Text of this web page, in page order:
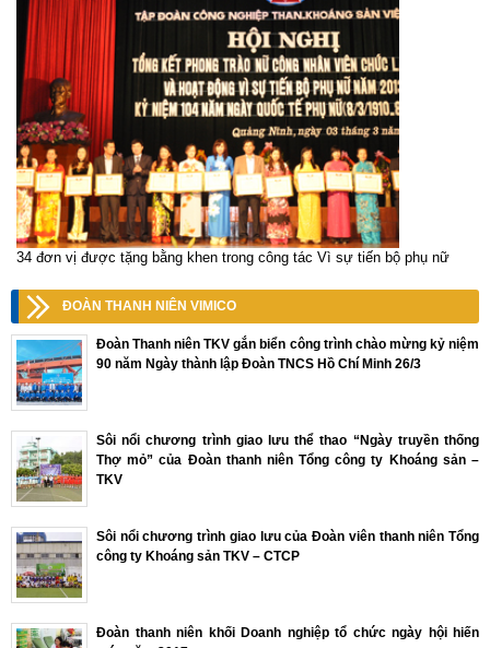
34 đơn vị được tặng bằng khen trong công tác Vì sự tiến bộ phụ nữ
ĐOÀN THANH NIÊN VIMICO
Đoàn Thanh niên TKV gắn biển công trình chào mừng kỷ niệm
90 năm Ngày thành lập Đoàn TNCS Hồ Chí Minh 26/3
Sôi nổi chương trình giao lưu thể thao “Ngày truyền thống
Thợ mỏ” của Đoàn thanh niên Tổng công ty Khoáng sản –
TKV
Sôi nổi chương trình giao lưu của Đoàn viên thanh niên Tổng
công ty Khoáng sản TKV – CTCP
Đoàn thanh niên khối Doanh nghiệp tổ chức ngày hội hiến